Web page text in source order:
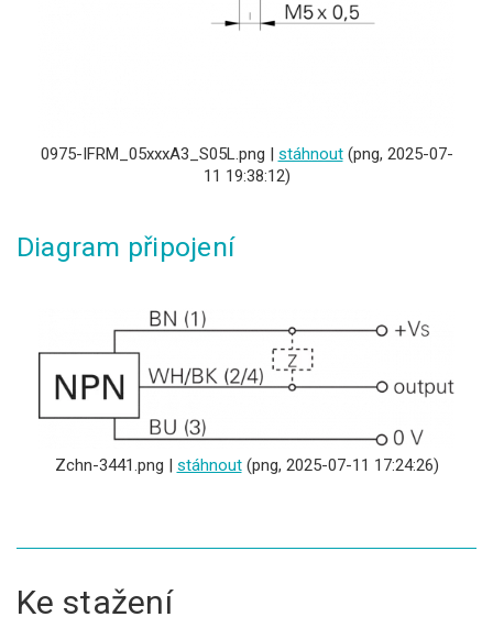
0975-IFRM_05xxxA3_S05L.png | stáhnout(png, 2025-07-
11 19:38:12)
Diagram připojení
Zchn-3441.png | stáhnout(png, 2025-07-11 17:24:26)
Ke stažení